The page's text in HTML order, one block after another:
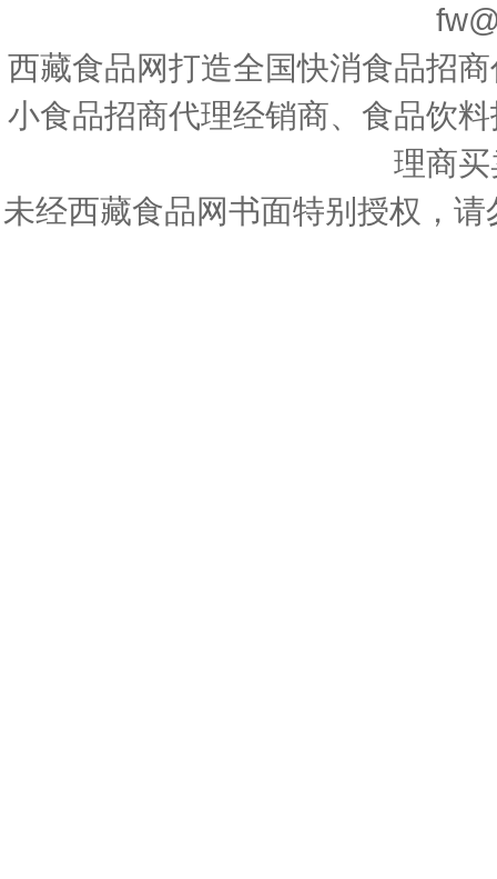
西藏食品网打造全国快消食品招
小食品招商代理经销商、食品饮
理商
未经西藏食品网书面特别授权，